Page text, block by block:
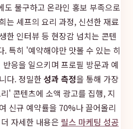
도 불구하고 온라인 홍보 부족으로
는 셰프의 요리 과정, 신선한 재료
한 인터뷰 등 현장감 넘치는 콘텐
. 특히 '예약해야만 맛볼 수 있는 히
응을 일으키며 프로필 방문과 예
다. 정밀한성과 측정을 통해 가장
' 콘텐츠에 소액 광고를 집행, 지
신규 예약률을 70%나 끌어올리
자세한 내용은 릴스 마케팅 성공